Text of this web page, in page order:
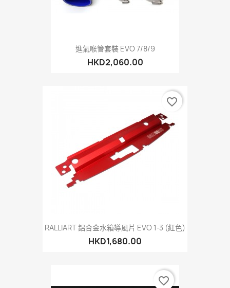
進氣喉管套裝 EVO 7/8/9
HKD2,060.00
RALLIART 鋁合金水箱導風片 EVO 1-3 (紅色)
HKD1,680.00
favorite_border
favorite_border